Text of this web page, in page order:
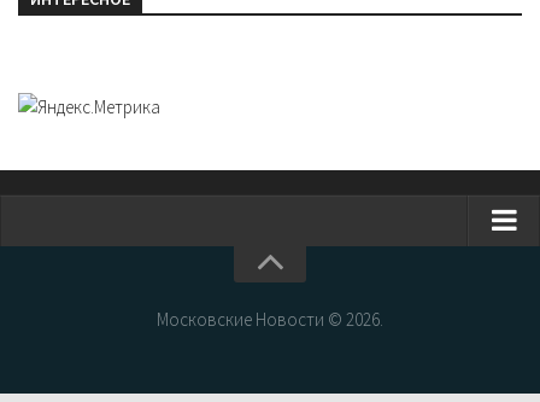
Новости МосквыМосковские Новости © 2026.